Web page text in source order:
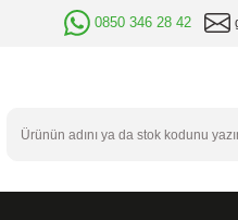
0850 346 28 42